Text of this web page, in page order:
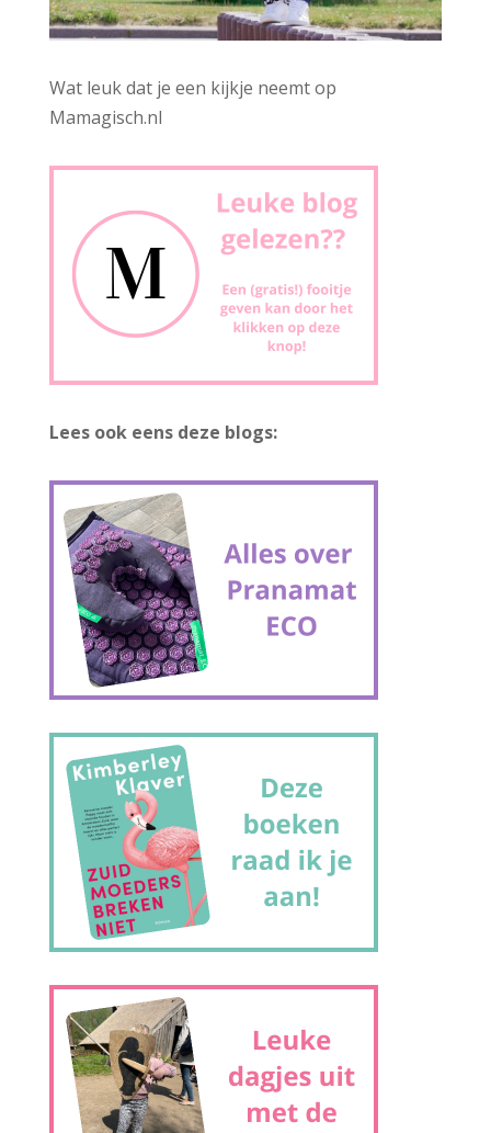
Wat leuk dat je een kijkje neemt op
Mamagisch.nl
Lees ook eens deze blogs: